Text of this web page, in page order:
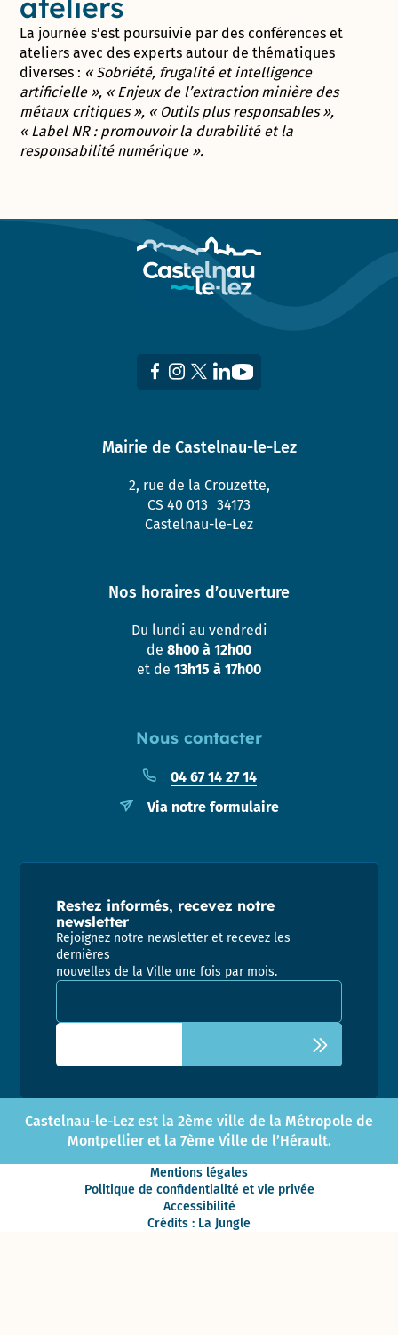
La journée s’est poursuivie par des conférences et
ateliers avec des experts autour de thématiques
diverses : « Sobriété, frugalité et intelligence
artificielle », « Enjeux de l’extraction minière des
métaux critiques », « Outils plus responsables »,
« Label NR : promouvoir la durabilité et la
responsabilité numérique ».
Nous contacter
04 67 14 27 14
Via notre formulaire
Mairie de Castelnau-le-Lez
2, rue de la Crouzette,
CS 40 013 34173
Castelnau-le-Lez
Nos horaires d’ouverture
Du lundi au vendredi
de 8h00 à 12h00
et de 13h15 à 17h00
Restez informés, recevez notre
newsletter
Rejoignez notre newsletter et recevez les
dernières
nouvelles de la Ville une fois par mois.
Adresse email pour la newsletter
Castelnau-le-Lez est la 2ème ville de la Métropole de
Montpellier et la 7ème Ville de l’Hérault.
Mentions légales
Politique de confidentialité et vie privée
Accessibilité
Crédits : La Jungle